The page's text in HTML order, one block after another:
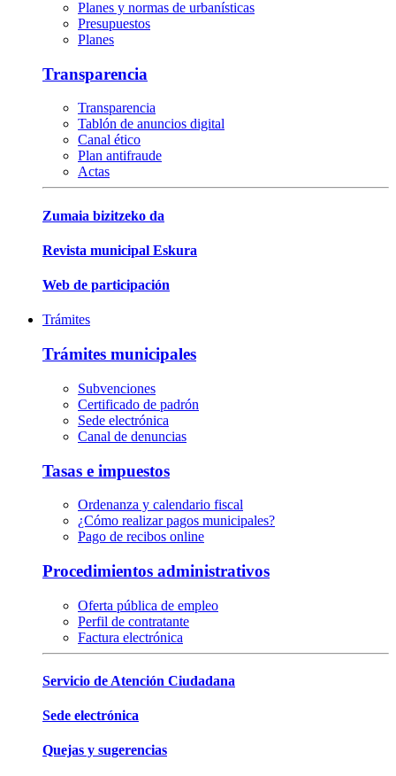
Planes y normas de urbanísticas
Presupuestos
Planes
Transparencia
Transparencia
Tablón de anuncios digital
Canal ético
Plan antifraude
Actas
Zumaia bizitzeko da
Revista municipal Eskura
Web de participación
Trámites
Trámites municipales
Subvenciones
Certificado de padrón
Sede electrónica
Canal de denuncias
Tasas e impuestos
Ordenanza y calendario fiscal
¿Cómo realizar pagos municipales?
Pago de recibos online
Procedimientos administrativos
Oferta pública de empleo
Perfil de contratante
Factura electrónica
Servicio de Atención Ciudadana
Sede electrónica
Quejas y sugerencias